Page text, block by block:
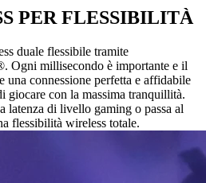
PER FLESSIBILITÀ
duale flessibile tramite
Ogni millisecondo è importante e il
connessione perfetta e affidabile
giocare con la massima tranquillità.
latenza di livello gaming o passa al
flessibilità wireless totale.